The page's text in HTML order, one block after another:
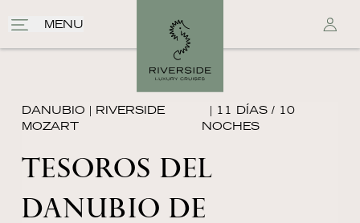
MENU
DANUBIO | RIVERSIDE
MOZART
| 11 DÍAS / 10
NOCHES
TESOROS DEL
DANUBIO DE